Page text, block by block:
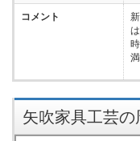
コメント
矢吹家具工芸